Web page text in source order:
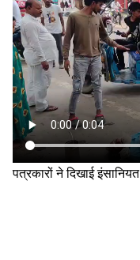
पत्रकारों ने दिखाई इंसानियत